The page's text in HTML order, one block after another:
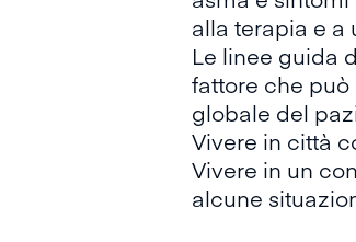
alla terapia e a
Le linee guida
fattore che
globale del
Vivere in città
Vivere in un
alcune